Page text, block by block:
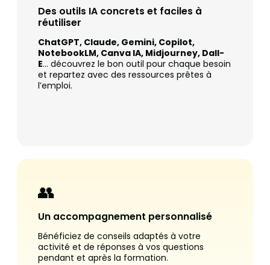
Des outils IA concrets et faciles à
réutiliser
ChatGPT, Claude, Gemini, Copilot,
NotebookLM, Canva IA, Midjourney, Dall-
E… découvrez le bon outil pour chaque besoin
et repartez avec des ressources prêtes à
l’emploi.
👥
Un accompagnement personnalisé
Bénéficiez de conseils adaptés à votre
activité et de réponses à vos questions
pendant et après la formation.